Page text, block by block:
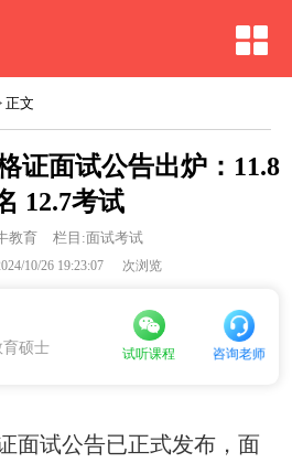
正文
证面试公告出炉：11.8
12.7考试
教育 栏目:面试考试
10/26 19:23:07 次浏览
育硕士 试听课程 咨询老师
面试公告已正式发布，面